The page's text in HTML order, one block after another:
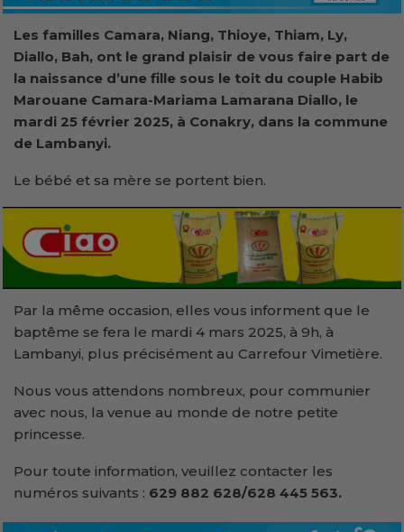
Les familles Camara, Niang, Thioye, Thiam, Ly,
Diallo, Bah, ont le grand plaisir de vous faire part de
la naissance d’une fille sous le toit du couple Habib
Marouane Camara-Mariama Lamarana Diallo, le
mardi 25 février 2025, à Conakry, dans la commune
de Lambanyi.
Le bébé et sa mère se portent bien.
Par la même occasion, elles vous informent que le
baptême se fera le mardi 4 mars 2025, à 9h, à
Lambanyi, plus précisément au Carrefour Vimetière.
Nous vous attendons nombreux, pour communier
avec nous, la venue au monde de notre petite
princesse.
Pour toute information, veuillez contacter les
numéros suivants : 629 882 628/628 445 563.